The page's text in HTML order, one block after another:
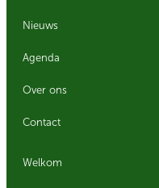
Nieuws
Agenda
Over ons
Contact
Welkom